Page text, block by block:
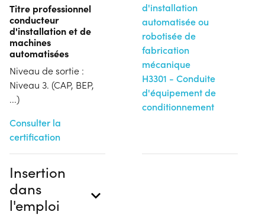
Titre professionnel
conducteur
d'installation et de
machines
automatisées
Niveau de sortie :
Niveau 3. (CAP, BEP,
...)
Consulter la
certification
d'installation
automatisée ou
robotisée de
fabrication
mécanique
H3301 - Conduite
d'équipement de
conditionnement
Insertion
dans
l'emploi